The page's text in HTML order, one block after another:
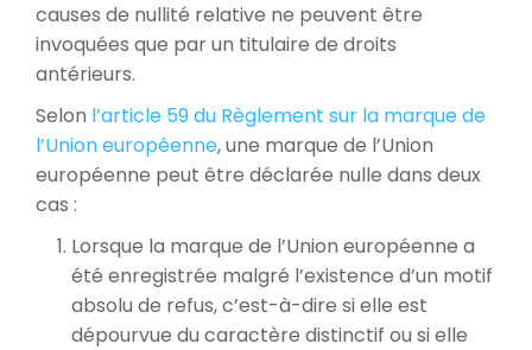
causes de nullité relative ne peuvent être
invoquées que par un titulaire de droits
antérieurs.
Selon l’article 59 du Règlement sur la marque de
l’Union européenne, une marque de l’Union
européenne peut être déclarée nulle dans deux
cas :
Lorsque la marque de l’Union européenne a
été enregistrée malgré l’existence d’un motif
absolu de refus, c’est-à-dire si elle est
dépourvue du caractère distinctif ou si elle